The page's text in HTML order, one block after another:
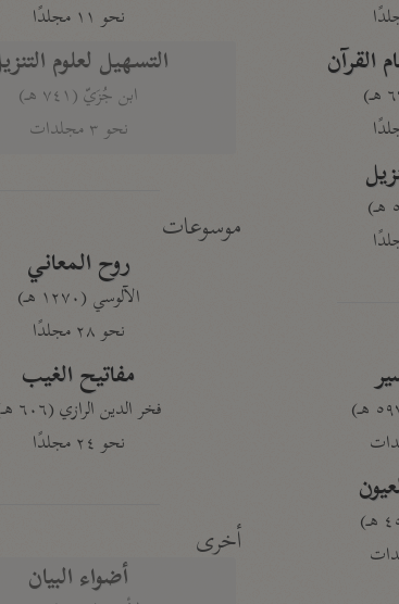
القرآن
نحو ١١ مجلدًا
التسهيل لعلوم
ابن جُزَيّ (٧٤١ هـ)
نحو ٣ مجلدات
موسوعات
روح المعاني
الآلوسي (١٢٧٠ هـ)
نحو ٢٨ مجلدًا
مفاتيح الغيب
فخر الدين الرازي (٦٠٦ هـ)
نحو ٢٤ مجلدًا
أخرى
أضواء البيان